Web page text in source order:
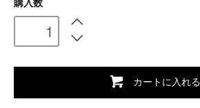
購入数
カートに入れる